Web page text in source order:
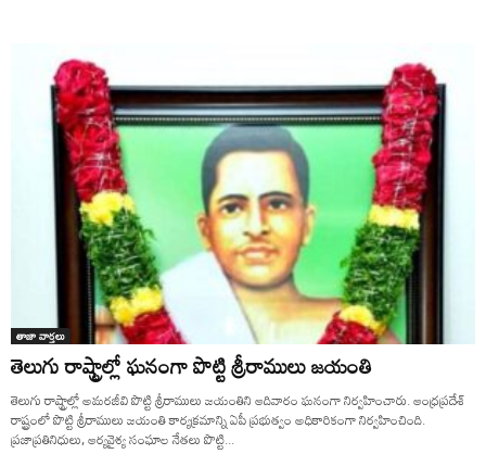
తాజా వార్తలు
తెలుగు రాష్ట్రాల్లో ఘనంగా పొట్టి శ్రీరాములు జయంతి
తెలుగు రాష్ట్రాల్లో అమరజీవి పొట్టి శ్రీరాములు జయంతిని ఆదివారం ఘనంగా నిర్వహించారు. ఆంధ్రప్రదేశ్
రాష్ట్రంలో పొట్టి శ్రీరాములు జయంతి కార్యక్రమాన్ని ఏపీ ప్రభుత్వం అధికారికంగా నిర్వహించింది.
ప్రజాప్రతినిధులు, ఆర్యవైశ్య సంఘాల నేతలు పొట్టి...